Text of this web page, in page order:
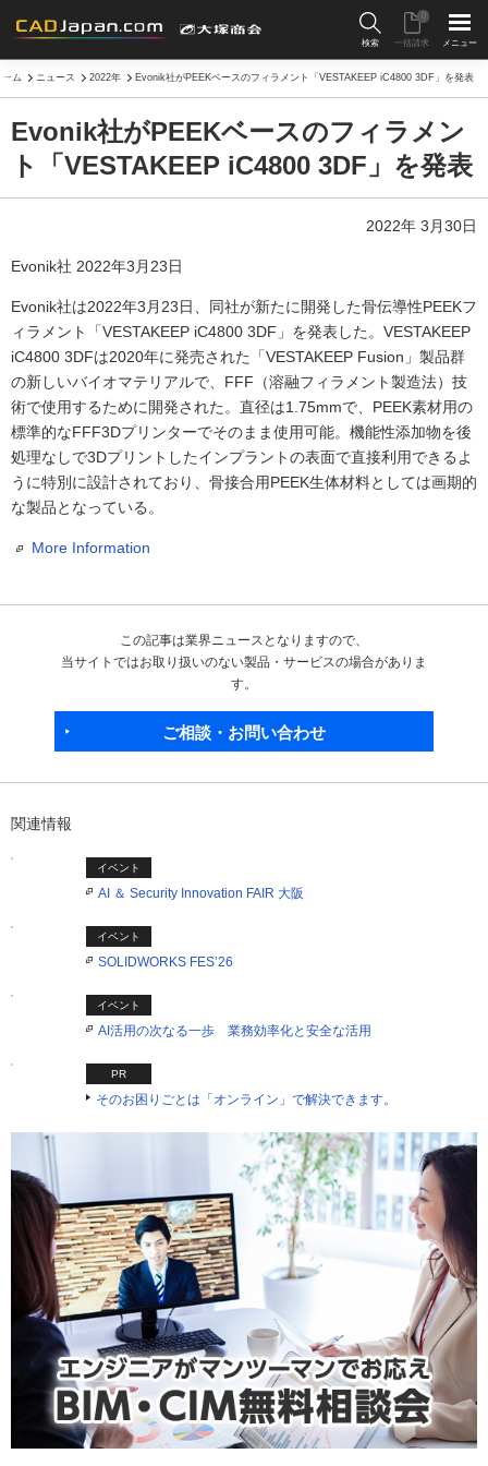
検索 一括請求
0
メニュー
ーム ニュース 2022年 Evonik社がPEEKベースのフィラメント「VESTAKEEP iC4800 3DF」を発表
Evonik社がPEEKベースのフィラメン
ト「VESTAKEEP iC4800 3DF」を発表
2022年 3月30日
Evonik社 2022年3月23日
Evonik社は2022年3月23日、同社が新たに開発した骨伝導性PEEKフ
ィラメント「VESTAKEEP iC4800 3DF」を発表した。VESTAKEEP
iC4800 3DFは2020年に発売された「VESTAKEEP Fusion」製品群
の新しいバイオマテリアルで、FFF（溶融フィラメント製造法）技
術で使用するために開発された。直径は1.75mmで、PEEK素材用の
標準的なFFF3Dプリンターでそのまま使用可能。機能性添加物を後
処理なしで3Dプリントしたインプラントの表面で直接利用できるよ
うに特別に設計されており、骨接合用PEEK生体材料としては画期的
な製品となっている。
More Information
この記事は業界ニュースとなりますので、
当サイトではお取り扱いのない製品・サービスの場合がありま
す。
ご相談・お問い合わせ
関連情報
イベント
AI ＆ Security Innovation FAIR 大阪
イベント
SOLIDWORKS FES’26
イベント
AI活用の次なる一歩 業務効率化と安全な活用
PR
そのお困りごとは「オンライン」で解決できます。